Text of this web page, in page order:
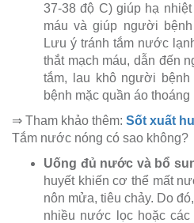
37-38 độ C) giúp hạ
máu và giúp người
Lưu ý tránh tắm nước
thắt mạch máu, dẫn đến
tắm, lau khô người
bệnh mặc quần áo thoáng
⇒ Tham khảo thêm: Sốt xuất
Tắm nước nóng có sao không?
Uống đủ nước và bổ
huyết khiến cơ thể mất
nôn mửa, tiêu chảy. Do
nhiều nước lọc hoặc